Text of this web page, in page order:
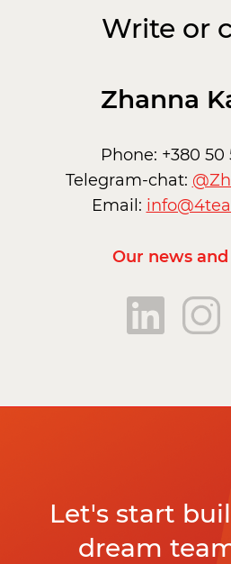
Write or
Zhanna
Phone: +380 50
Telegram-chat:
Email:
Our news
Let's start
dream